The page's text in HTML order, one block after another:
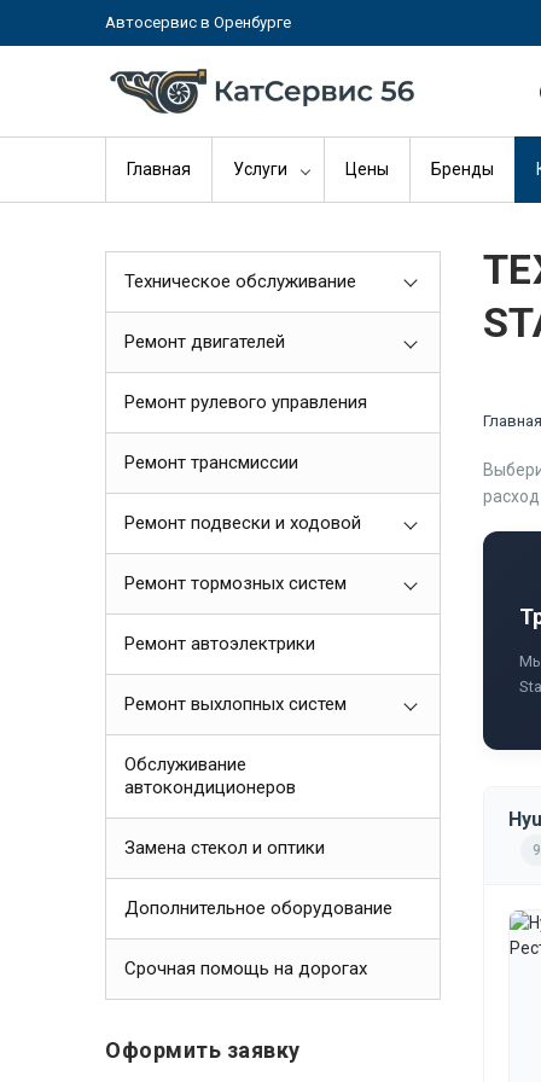
Автосервис в Оренбурге
Главная Услуги Цены Бренды
Главная
Техническое обслуживание
Ремонт двигателей
Ремонт рулевого управления
Ремонт трансмиссии
Ремонт подвески и ходовой
Ремонт тормозных систем
Ремонт автоэлектрики
Ремонт выхлопных систем
Обслуживание
автокондиционеров
Замена стекол и оптики
Дополнительное оборудование
Срочная помощь на дорогах
Оформить заявку